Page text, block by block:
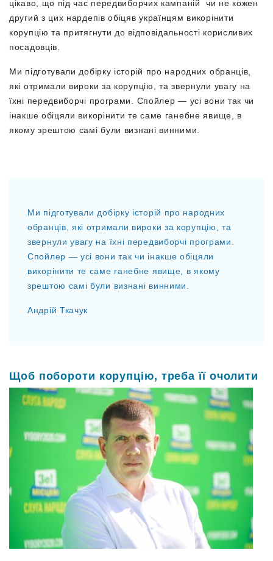
цікаво, що під час передвиборчих кампаній чи не кожен
другий з цих нардепів обіцяв українцям викорінити
корупцію та притягнути до відповідальності корисливих
посадовців.
Ми підготували добірку історій про народних обранців,
які отримали вироки за корупцію, та звернули увагу на
їхні передвиборчі програми. Спойлер — усі вони так чи
інакше обіцяли викорінити те саме ганебне явище, в
якому зрештою самі були визнані винними.
Ми підготували добірку історій про народних
обранців, які отримали вироки за корупцію, та
звернули увагу на їхні передвиборчі програми.
Спойлер — усі вони так чи інакше обіцяли
викорінити те саме ганебне явище, в якому
зрештою самі були визнані винними.
Андрій Ткачук
Щоб побороти корупцію, треба її очолити